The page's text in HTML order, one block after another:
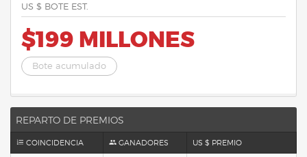
US $ BOTE EST.
$199 MILLONES
Bote acumulado
REPARTO DE PREMIOS
COINCIDENCIA GANADORES US $ PREMIO